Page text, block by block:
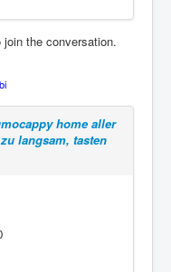
join the conversation.
home aller
langsam, tasten